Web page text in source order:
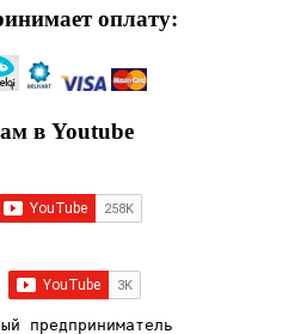
оплату:
в Youtube
предприниматель